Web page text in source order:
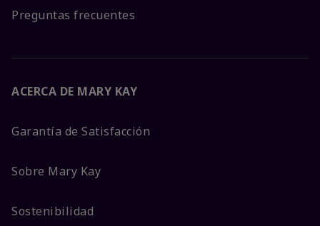
Preguntas frecuentes
ACERCA DE MARY KAY
Garantía de Satisfacción
Sobre Mary Kay
Sostenibilidad